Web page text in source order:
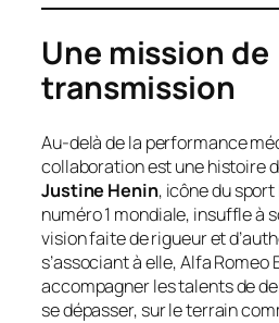
Une mission de
transmission
Au-delà de la performance
collaboration est une histoire
Justine Henin, icône du
numéro 1 mondiale, insuffle à
vision faite de rigueur et
s’associant à elle, Alfa Romeo
accompagner les talents de
se dépasser, sur le terrain